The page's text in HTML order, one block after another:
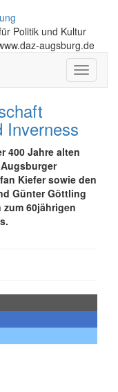
Politik und Kultur
augsburg.de
Toggle
Inverness
400 Jahre alten
Kiefer sowie den
Günter Göttling
60jährigen